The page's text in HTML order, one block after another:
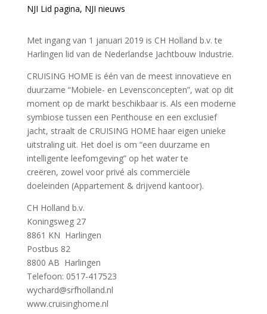
NJI Lid pagina, NJI nieuws
Met ingang van 1 januari 2019 is CH Holland b.v. te
Harlingen lid van de Nederlandse Jachtbouw Industrie.
CRUISING HOME is één van de meest innovatieve en
duurzame “Mobiele- en Levensconcepten”, wat op dit
moment op de markt beschikbaar is. Als een moderne
symbiose tussen een Penthouse en een exclusief
jacht, straalt de CRUISING HOME haar eigen unieke
uitstraling uit. Het doel is om “een duurzame en
intelligente leefomgeving” op het water te
creëren, zowel voor privé als commerciële
doeleinden (Appartement & drijvend kantoor).
CH Holland b.v.
Koningsweg 27
8861 KN Harlingen
Postbus 82
8800 AB Harlingen
Telefoon: 0517-417523
wychard@srfholland.nl
www.cruisinghome.nl